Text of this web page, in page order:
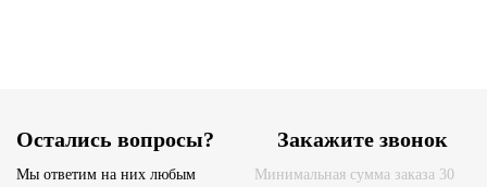
Остались вопросы?
Мы ответим на них любым
Закажите звонок
Минимальная сумма заказа 30